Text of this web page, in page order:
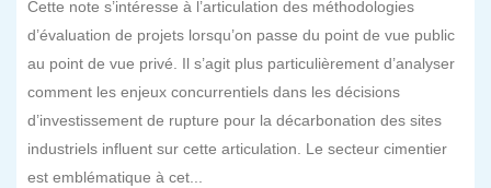
Cette note s’intéresse à l’articulation des méthodologies
d’évaluation de projets lorsqu’on passe du point de vue public
au point de vue privé. Il s’agit plus particulièrement d’analyser
comment les enjeux concurrentiels dans les décisions
d’investissement de rupture pour la décarbonation des sites
industriels influent sur cette articulation. Le secteur cimentier
est emblématique à cet...